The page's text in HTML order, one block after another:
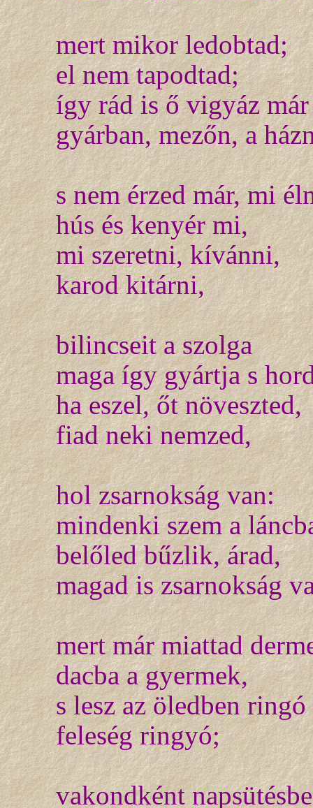
mert mikor ledobtad;
el nem tapodtad;
így rád is ő vigyáz már
gyárban, mezőn, a
s nem érzed már, mi
hús és kenyér mi,
mi szeretni, kívánni,
karod kitárni,
bilincseit a szolga
maga így gyártja s
ha eszel, őt növeszted,
fiad neki nemzed,
hol zsarnokság van:
mindenki szem a
belőled bűzlik, árad,
magad is zsarnokság
mert már miattad
dacba a gyermek,
s lesz az öledben ringó
feleség ringyó;
vakondként